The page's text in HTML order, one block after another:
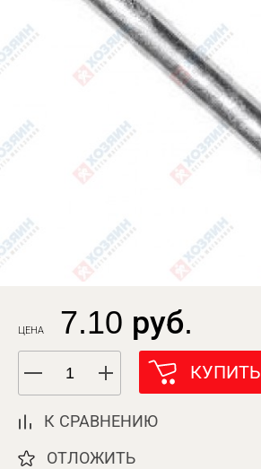
ЦЕНА 7.10 руб.
КУПИТЬ
К СРАВНЕНИЮ
ОТЛОЖИТЬ